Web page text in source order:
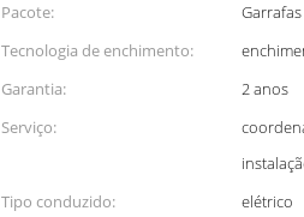
Pacote:
Garrafas
Tecnologia de enchimento:
Garantia:
2 anos
Serviço:
Tipo conduzido:
elétrico